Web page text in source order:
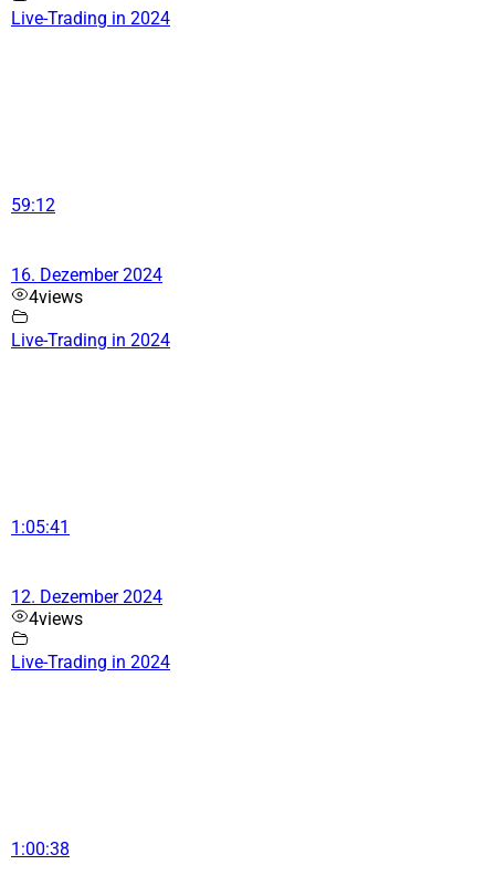
Live-Trading in 2024
59:12
16. Dezember 2024
4views
Live-Trading in 2024
1:05:41
12. Dezember 2024
4views
Live-Trading in 2024
1:00:38